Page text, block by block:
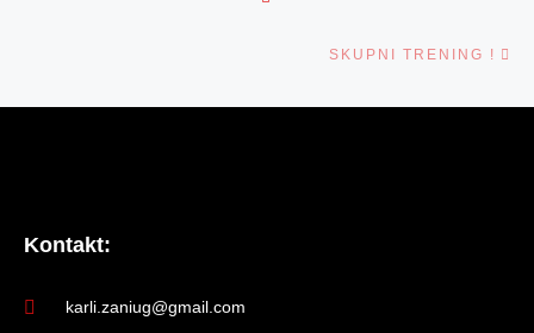
SKUPNI TRENING !
Kontakt:
karli.zaniug@gmail.com